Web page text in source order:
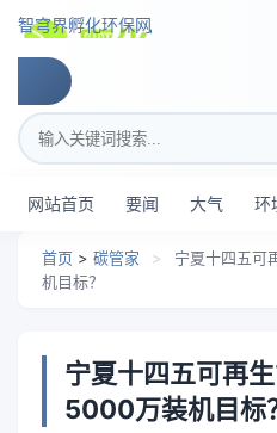
智穹界孵化环保网
搜索关键词
网站首页 要闻 大气 环
首页 > 碳管家 >
宁夏十四五可
机目标？
宁夏十四五可再
5000万装机目标